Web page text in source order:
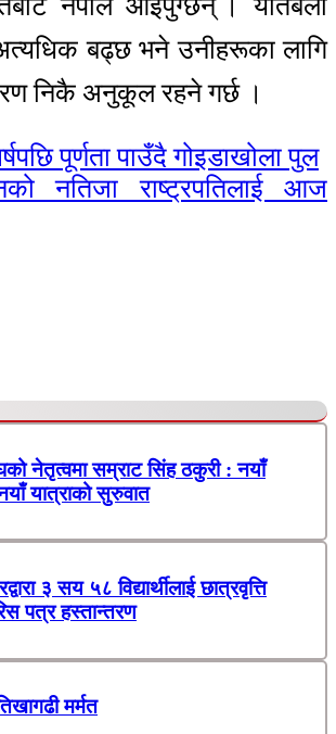
अत्यधिक बढ्छ भने उनीहरूका लागि
निकै अनुकूल रहने गर्छ ।
पूर्णता पाउँदै गोइडाखोला पुल
नतिजा राष्ट्रपतिलाई आज
नेतृत्वमा सम्राट सिंह ठकुरी : नयाँ
यात्राको सुरुवात
३ सय ५८ विद्यार्थीलाई छात्रवृत्ति
पत्र हस्तान्तरण
मर्मत